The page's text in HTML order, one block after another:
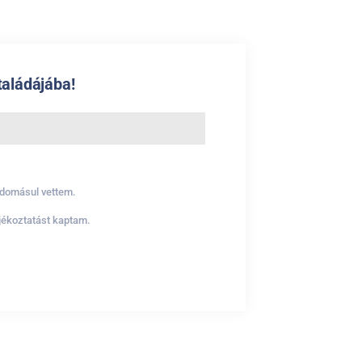
vettem.
kaptam.